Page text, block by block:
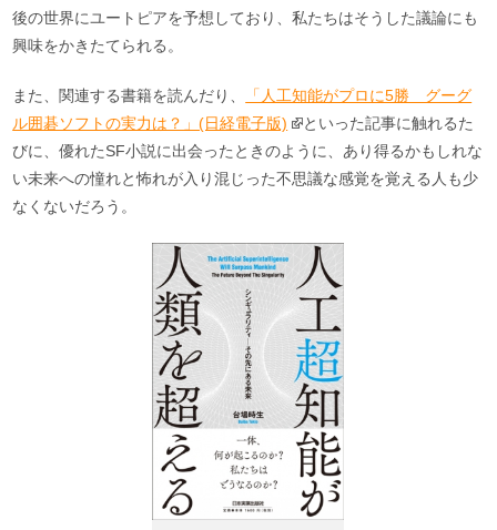
後の世界にユートピアを予想しており、私たちはそうした議論にも
興味をかきたてられる。
また、関連する書籍を読んだり、
「人工知能がプロに5勝 グーグ
ル囲碁ソフトの実力は？」(日経電子版)
といった記事に触れるた
びに、優れたSF小説に出会ったときのように、あり得るかもしれな
い未来への憧れと怖れが入り混じった不思議な感覚を覚える人も少
なくないだろう。